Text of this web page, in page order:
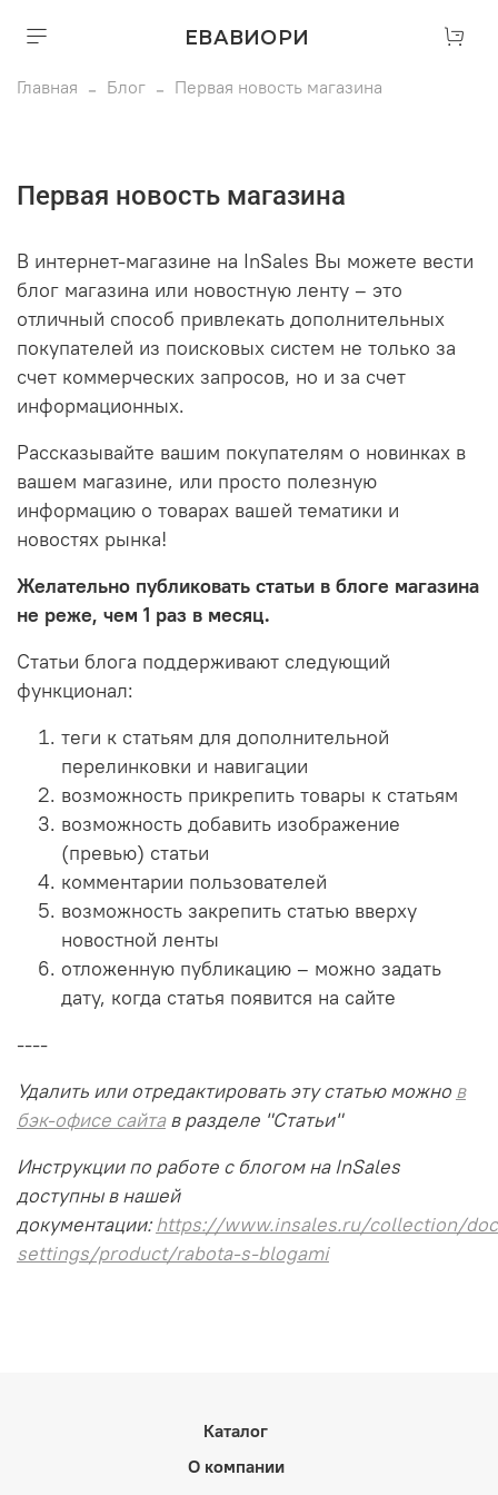
ЕВАВИОРИ
Главная Блог Первая новость магазина
Первая новость магазина
В интернет-магазине на InSales Вы можете вести
блог магазина или новостную ленту – это
отличный способ привлекать дополнительных
покупателей из поисковых систем не только за
счет коммерческих запросов, но и за счет
информационных.
Рассказывайте вашим покупателям о новинках в
вашем магазине, или просто полезную
информацию о товарах вашей тематики и
новостях рынка!
Желательно публиковать статьи в блоге магазина
не реже, чем 1 раз в месяц.
Статьи блога поддерживают следующий
функционал:
теги к статьям для дополнительной
перелинковки и навигации
возможность прикрепить товары к статьям
возможность добавить изображение
(превью) статьи
комментарии пользователей
возможность закрепить статью вверху
новостной ленты
отложенную публикацию – можно задать
дату, когда статья появится на сайте
----
Удалить или отредактировать эту статью можно в
бэк-офисе сайтав разделе "Статьи"
Инструкции по работе с блогом на InSales
доступны в нашей
документации:https://www.insales.ru/collection/
settings/product/rabota-s-blogami
Каталог
О компании